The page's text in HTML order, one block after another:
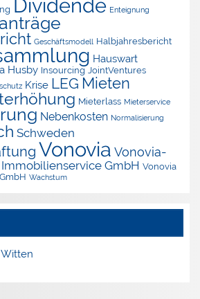
Dividende Enteignung
Geschäftsmodell Halbjahresbericht
Hauswart
Husby Insourcing JointVentures
Krise LEG Mieten
Mieterlass Mieterservice
Nebenkosten Normalisierung
Schweden
Vonovia Vonovia-
GmbH Vonovia
Wachstum